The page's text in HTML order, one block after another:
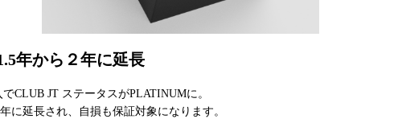
年から２年に延長
CLUB JT ステータスがPLATINUMに。
に延長され、自損も保証対象になります。